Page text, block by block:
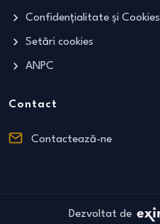
Confidențialitate și Cookies
Setări cookies
ANPC
Contact
Contactează-ne
Dezvoltat de